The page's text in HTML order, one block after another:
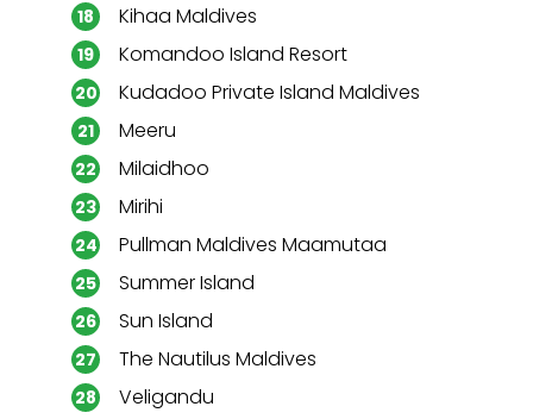
Kihaa Maldives
Komandoo Island Resort
Kudadoo Private Island Maldives
Meeru
Milaidhoo
Mirihi
Pullman Maldives Maamutaa
Summer Island
Sun Island
The Nautilus Maldives
Veligandu